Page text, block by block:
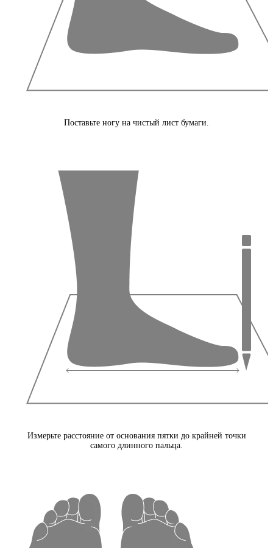
Поставьте ногу на чистый лист бумаги.
Измерьте расстояние от основания пятки до крайней точки
самого длинного пальца.